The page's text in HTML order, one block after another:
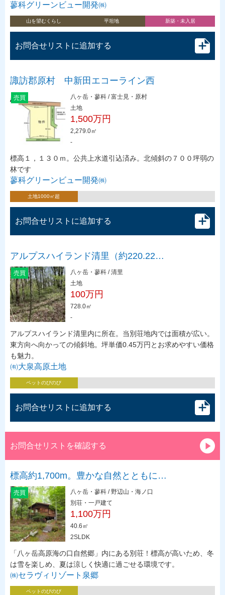
蓼科グリーンビュー開発㈱
山を望むくらし 平坦地 新築・未入居
お問合せリストに追加する
諏訪郡原村 中新田エコーライン西
売買
八ヶ岳・蓼科 / 富士見・原村
土地
1,500万円
2,279.0㎡
-
標高１，１３０ｍ。公共上水道引込済み。北傾斜の７００坪弱の
林です
蓼科グリーンビュー開発㈱
土地1000㎡超
お問合せリストに追加する
アルプスハイランド清里（約220.22…
売買
八ヶ岳・蓼科 / 清里
土地
100万円
728.0㎡
-
アルプスハイランド清里内に所在。当別荘地内では面積が広い。
東方向へ向かっての傾斜地。坪単価0.45万円とお求めやすい価格
も魅力。
㈲大泉高原土地
ペットのびのび
お問合せリストに追加する
お問合せリストを確認する
標高約1,700m。豊かな自然とともに…
売買
八ヶ岳・蓼科 / 野辺山・海ノ口
別荘・一戸建て
1,100万円
40.6㎡
2SLDK
「八ヶ岳高原海の口自然郷」内にある別荘！標高が高いため、冬
は雪を楽しめ、夏は涼しく快適に過ごせる環境です。
㈱セラヴィリゾート泉郷
ペットのびのび